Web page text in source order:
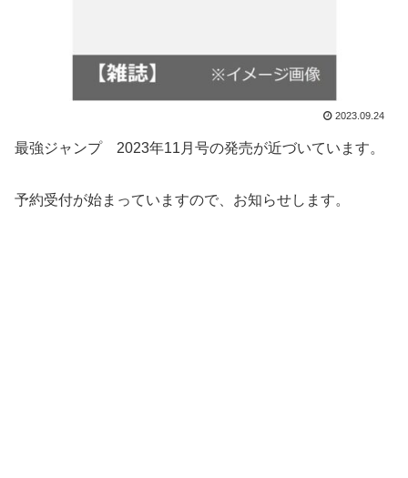
2023.09.24
最強ジャンプ 2023年11月号の発売が近づいています。
予約受付が始まっていますので、お知らせします。